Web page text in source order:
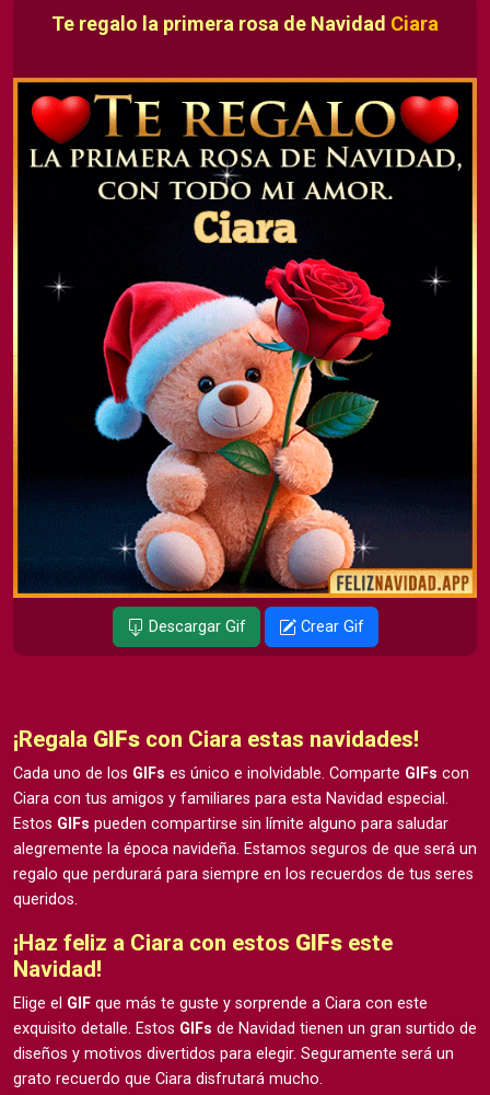
Te regalo la primera rosa de Navidad Ciara
Descargar Gif Crear Gif
¡Regala GIFs con Ciara estas navidades!
Cada uno de los GIFs es único e inolvidable. Comparte GIFs con
Ciara con tus amigos y familiares para esta Navidad especial.
Estos GIFs pueden compartirse sin límite alguno para saludar
alegremente la época navideña. Estamos seguros de que será un
regalo que perdurará para siempre en los recuerdos de tus seres
queridos.
¡Haz feliz a Ciara con estos GIFs este
Navidad!
Elige el GIF que más te guste y sorprende a Ciara con este
exquisito detalle. Estos GIFs de Navidad tienen un gran surtido de
diseños y motivos divertidos para elegir. Seguramente será un
grato recuerdo que Ciara disfrutará mucho.